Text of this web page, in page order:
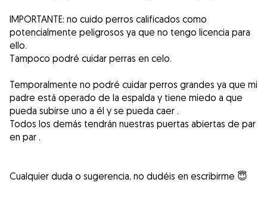
IMPORTANTE: no cuido perros calificados como
potencialmente peligrosos ya que no tengo licencia para
ello.
Tampoco podré cuidar perras en celo.
Temporalmente no podré cuidar perros grandes ya que mi
padre está operado de la espalda y tiene miedo a que
pueda subirse uno a él y se pueda caer .
Todos los demás tendrán nuestras puertas abiertas de par
en par .